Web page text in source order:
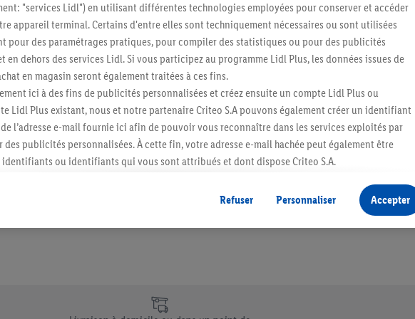
Restez au courant
Abonnez-vous à la newsletter
S'abonner
uniques de Lidl.be
"services Lidl") en utilisant différentes technologies employées pour conserver et accéder
appareil terminal. Certains d'entre elles sont techniquement nécessaires ou sont utilisées
pour des paramétrages pratiques, pour compiler des statistiques ou pour des publicités
en dehors des services Lidl. Si vous participez au programme Lidl Plus, les données issues de
en magasin seront également traitées à ces fins.
ici à des fins de publicités personnalisées et créez ensuite un compte Lidl Plus ou
Lidl Plus existant, nous et notre partenaire Criteo S.A pouvons également créer un identifiant
l’adresse e-mail fournie ici afin de pouvoir vous reconnaître dans les services exploités par
publicités personnalisées. À cette fin, votre adresse e-mail hachée peut également être
identifiants ou identifiants qui vous sont attribués et dont dispose Criteo S.A.
(par exemple en plaçant le produit dans un panier d’un webshop mais sans procéder à
être affichées sur plusieurs apppareils et plusieurs services de Lidl si plusieurs terminaux ou
peuvent vous être attribués en utilisant votre adresse e-mail hachée et, le cas échéant, d’autres
», vous pouvez autoriser uniquement l’utilisation des technologies nécessaires. En cliquant sur
tous les traitements pour toutes les finalités susmentionnées. Vous trouverez de plus amples
Refuser Personnaliser Accepter